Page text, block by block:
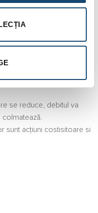
pe pereţii interiori ai
se reduce, debitul va
sunt acţiuni costisitoare si